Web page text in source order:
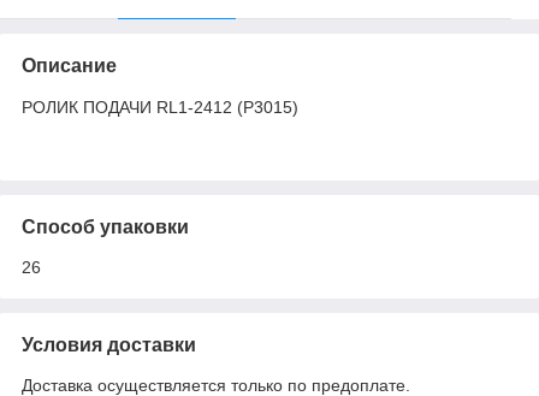
Описание
РОЛИК ПОДАЧИ RL1-2412 (P3015)
Способ упаковки
26
Условия доставки
Доставка осуществляется только по предоплате.